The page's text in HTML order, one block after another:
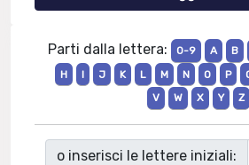
Parti dalla lettera: 0-9 A B
H
I J K L M N O P
V
W X Y Z
o inserisci le lettere iniziali: